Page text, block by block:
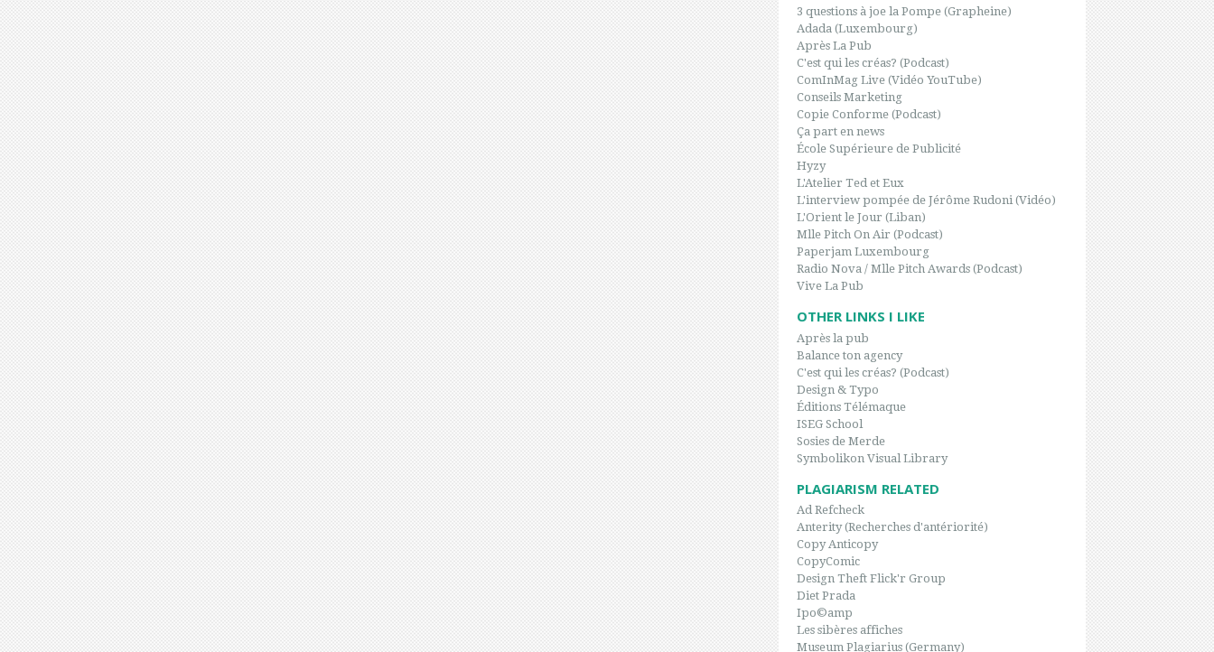
3 questions à joe la Pompe (Grapheine)
Adada (Luxembourg)
Après La Pub
C'est qui les créas? (Podcast)
ComInMag Live (Vidéo YouTube)
Conseils Marketing
Copie Conforme (Podcast)
Ça part en news
École Supérieure de Publicité
Hyzy
L'Atelier Ted et Eux
L'interview pompée de Jérôme Rudoni (Vidéo)
L'Orient le Jour (Liban)
Mlle Pitch On Air (Podcast)
Paperjam Luxembourg
Radio Nova / Mlle Pitch Awards (Podcast)
Vive La Pub
OTHER LINKS I LIKE
Après la pub
Balance ton agency
C'est qui les créas? (Podcast)
Design & Typo
Éditions Télémaque
ISEG School
Sosies de Merde
Symbolikon Visual Library
PLAGIARISM RELATED
Ad Refcheck
Anterity (Recherches d'antériorité)
Copy Anticopy
CopyComic
Design Theft Flick'r Group
Diet Prada
Ipo©amp
Les sibères affiches
Museum Plagiarius (Germany)